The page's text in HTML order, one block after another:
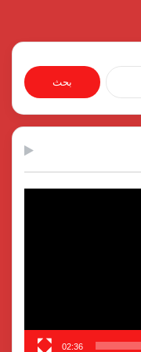
البحث
عن:
02:36